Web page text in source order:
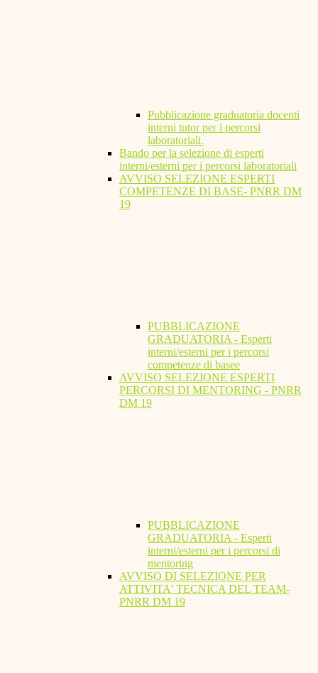
Pubblicazione graduatoria docenti
interni tutor per i percorsi
laboratoriali.
Bando per la selezione di esperti
interni/esterni per i percorsi laboratoriali
AVVISO SELEZIONE ESPERTI
COMPETENZE DI BASE- PNRR DM
19
PUBBLICAZIONE
GRADUATORIA - Esperti
interni/esterni per i percorsi
competenze di basee
AVVISO SELEZIONE ESPERTI
PERCORSI DI MENTORING - PNRR
DM 19
PUBBLICAZIONE
GRADUATORIA - Esperti
interni/esterni per i percorsi di
mentoring
AVVISO DI SELEZIONE PER
ATTIVITA' TECNICA DEL TEAM-
PNRR DM 19